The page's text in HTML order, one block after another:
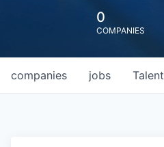
0
COMPANIES
jobs
companies Talent